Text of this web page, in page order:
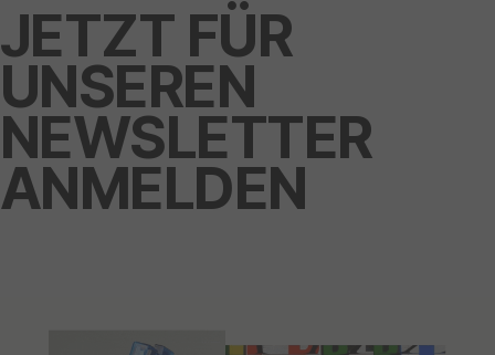
JETZT FÜR
UNSEREN
NEWSLETTER
ANMELDEN